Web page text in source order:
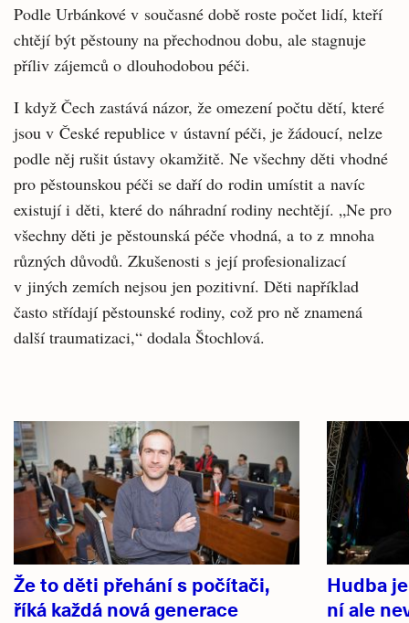
Podle Urbánkové v současné době roste počet lidí, kteří
chtějí být pěstouny na přechodnou dobu, ale stagnuje
příliv zájemců o dlouhodobou péči.
I když Čech zastává názor, že omezení počtu dětí, které
jsou v České republice v ústavní péči, je žádoucí, nelze
podle něj rušit ústavy okamžitě. Ne všechny děti vhodné
pro pěstounskou péči se daří do rodin umístit a navíc
existují i děti, které do náhradní rodiny nechtějí. „Ne pro
všechny děti je pěstounská péče vhodná, a to z mnoha
různých důvodů. Zkušenosti s její profesionalizací
v jiných zemích nejsou jen pozitivní. Děti například
často střídají pěstounské rodiny, což pro ně znamená
další traumatizaci,“ dodala Štochlová.
Související
články
Že to děti přehání s počítači,
říká každá nová generace
Hudba
ní ale